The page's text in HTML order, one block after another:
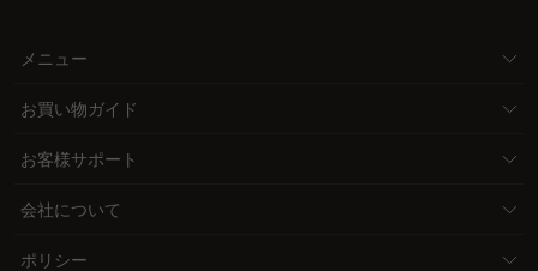
メニュー
お買い物ガイド
お客様サポート
会社について
ポリシー